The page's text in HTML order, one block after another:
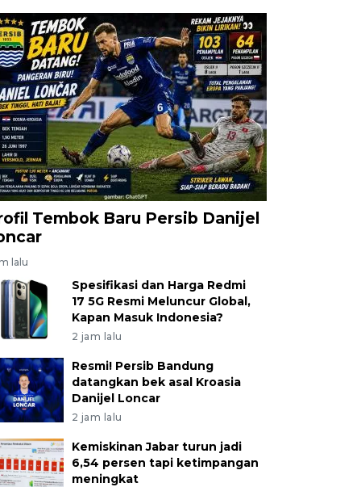
Tembok Baru Persib Danijel
lalu
Spesifikasi dan Harga Redmi
17 5G Resmi Meluncur Global,
Kapan Masuk Indonesia?
2 jam lalu
Resmi! Persib Bandung
datangkan bek asal Kroasia
Danijel Loncar
2 jam lalu
Kemiskinan Jabar turun jadi
6,54 persen tapi ketimpangan
meningkat